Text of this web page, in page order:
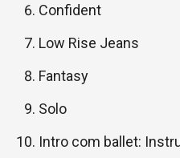
Confident
Low Rise Jeans
Fantasy
Solo
Intro com ballet: